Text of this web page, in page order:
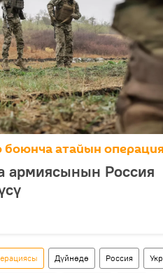
боюнча атайын
армиясынын Россия
Дүйнөдө Россия